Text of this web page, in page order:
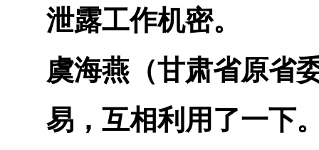
泄露工作机密。
虞海燕（甘肃省原省
易，互相利用了一下